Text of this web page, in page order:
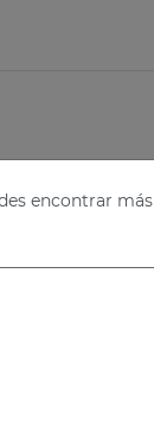
encontrar más